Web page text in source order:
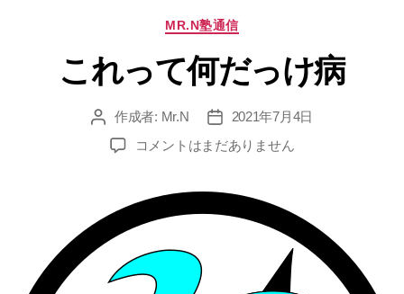
カ
ゴ
リ
MR.N塾通信
これって何だっけ病
投
稿
作成者: Mr.N
投
稿
2021年7月4日
こ
て
何
っ
コメントはまだありません